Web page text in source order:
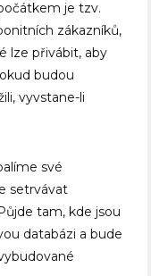
je tzv.
zákazníků,
lze přivábit, aby
budou
vyvstane-li
své
setrvávat
tam, kde jsou
databázi a bude